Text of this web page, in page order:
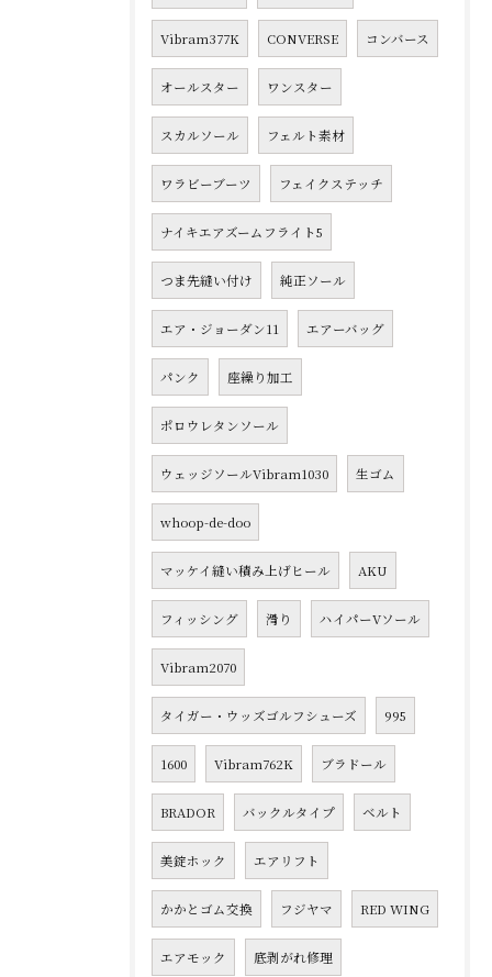
Vibram377K CONVERSE コンバース
オールスター ワンスター
スカルソール フェルト素材
ワラビーブーツ フェイクステッチ
ナイキエアズームフライト5
つま先縫い付け 純正ソール
エア・ジョーダン11 エアーバッグ
パンク 座繰り加工
ポロウレタンソール
ウェッジソールVibram1030 生ゴム
whoop-de-doo
マッケイ縫い積み上げヒール AKU
フィッシング 滑り ハイパーVソール
Vibram2070
タイガー・ウッズゴルフシューズ 995
1600 Vibram762K ブラドール
BRADOR バックルタイプ ベルト
美錠ホック エアリフト
かかとゴム交換 フジヤマ RED WING
エアモック 底剥がれ修理